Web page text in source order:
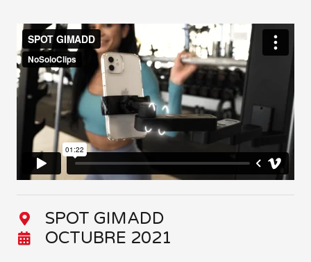
SPOT GIMADD
OCTUBRE 2021